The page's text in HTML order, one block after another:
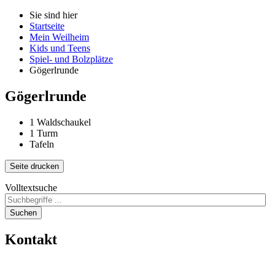
Sie sind hier
Startseite
Mein Weilheim
Kids und Teens
Spiel- und Bolzplätze
Gögerlrunde
Gögerlrunde
1 Waldschaukel
1 Turm
Tafeln
Seite drucken
Volltextsuche
Suchen
Kontakt